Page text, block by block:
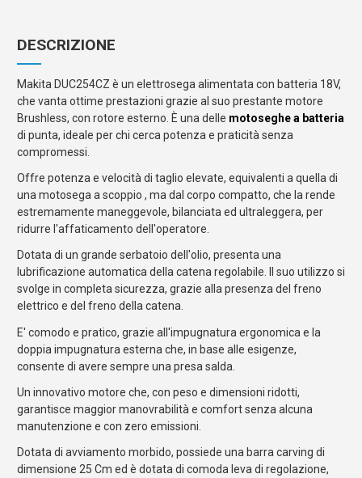
DESCRIZIONE
Makita DUC254CZ è un elettrosega alimentata con batteria 18V,
che vanta ottime prestazioni grazie al suo prestante motore
Brushless, con rotore esterno. È una delle motoseghe a batteria
di punta, ideale per chi cerca potenza e praticità senza
compromessi.
Offre potenza e velocità di taglio elevate, equivalenti a quella di
una motosega a scoppio , ma dal corpo compatto, che la rende
estremamente maneggevole, bilanciata ed ultraleggera, per
ridurre l'affaticamento dell'operatore.
Dotata di un grande serbatoio dell'olio, presenta una
lubrificazione automatica della catena regolabile. Il suo utilizzo si
svolge in completa sicurezza, grazie alla presenza del freno
elettrico e del freno della catena.
E' comodo e pratico, grazie all'impugnatura ergonomica e la
doppia impugnatura esterna che, in base alle esigenze,
consente di avere sempre una presa salda.
Un innovativo motore che, con peso e dimensioni ridotti,
garantisce maggior manovrabilità e comfort senza alcuna
manutenzione e con zero emissioni.
Dotata di avviamento morbido, possiede una barra carving di
dimensione 25 Cm ed è dotata di comoda leva di regolazione,